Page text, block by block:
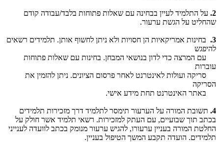
2. על התלמיד לעיין בבחינה עם שאלות פתוחות בלבד/עבודה קודם
שהחליט על הגשת ערעור.
3.
בחינות אמריקאיות הן חסויות ולא ניתן לחשוף אותן. תלמידים רשאים
להיפגש
עם המרצה כדי לדון בנושאי המבחן. בחינות עם שאלות פתוחות
עוברות
סריקה ועולות לאינטרנט לאחר פרסום הציונים. ניתן להזמין את
הסריקה
באתר האינטרנט תחת מידע אישי.
4. תשובת המורה על הערעור תימסר לתלמיד דרך מזכירות תלמידים
בכתב תוך שבועיים, עם העתק למזכירות. רשאי תלמיד אשר חולק על
החלטת המורה בעניין ערעורו, להגיש ערעור מנומק בכתב לוועדה לענייני
תלמידים. הועדה תקבע המשך הטיפול בעניין.